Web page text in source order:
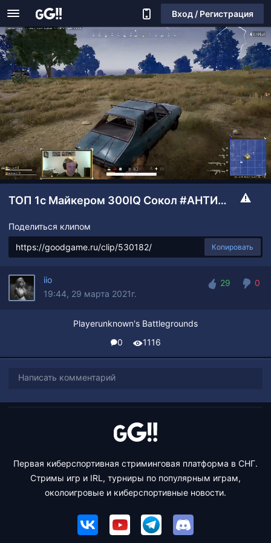
Вход / Регистрация
ТОП 1с Майкером 300IQ Сокол #АНТИРУИНА
Поделиться клипом
Копировать
iio
19:44, 29 марта 2021г.
29
0
Playerunknown's Battlegrounds
0
1116
Написать комментарий
Первая киберспортивная стриминговая платформа в СНГ.
Стримы игр и IRL, турниры по популярным играм,
околоигровые и киберспортивные новости.